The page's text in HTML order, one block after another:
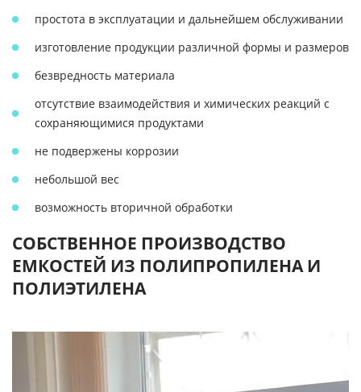
простота в эксплуатации и дальнейшем обслуживании
изготовление продукции различной формы и размеров
безвредность материала
отсутствие взаимодействия и химических реакций с
сохраняющимися продуктами
не подвержены коррозии
небольшой вес
возможность вторичной обработки
СОБСТВЕННОЕ ПРОИЗВОДСТВО
ЕМКОСТЕЙ ИЗ ПОЛИПРОПИЛЕНА И
ПОЛИЭТИЛЕНА